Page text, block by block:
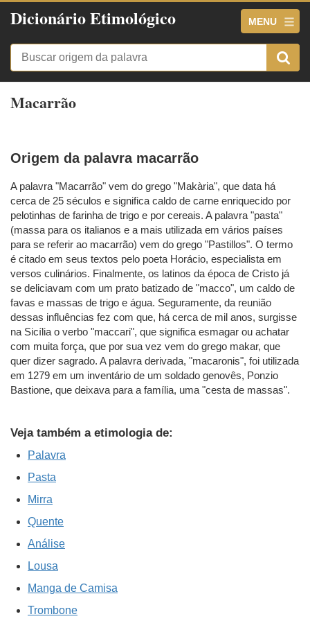
Dicionário Etimológico MENU
Macarrão
Origem da palavra macarrão
A palavra "Macarrão" vem do grego "Makària", que data há
cerca de 25 séculos e significa caldo de carne enriquecido por
pelotinhas de farinha de trigo e por cereais. A palavra "pasta"
(massa para os italianos e a mais utilizada em vários países
para se referir ao macarrão) vem do grego "Pastillos". O termo
é citado em seus textos pelo poeta Horácio, especialista em
versos culinários. Finalmente, os latinos da época de Cristo já
se deliciavam com um prato batizado de "macco", um caldo de
favas e massas de trigo e água. Seguramente, da reunião
dessas influências fez com que, há cerca de mil anos, surgisse
na Sicília o verbo "maccari", que significa esmagar ou achatar
com muita força, que por sua vez vem do grego makar, que
quer dizer sagrado. A palavra derivada, "macaronis", foi utilizada
em 1279 em um inventário de um soldado genovês, Ponzio
Bastione, que deixava para a família, uma "cesta de massas".
Veja também a etimologia de:
Palavra
Pasta
Mirra
Quente
Análise
Lousa
Manga de Camisa
Trombone